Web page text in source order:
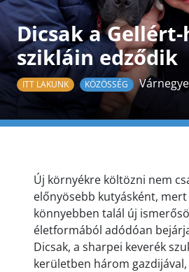
Dicsak a Gellért-
szikláin edződik
ITT LAKUNK KÖZÖSSÉG
Új környékre költözni nem
előnyösebb kutyásként,
könnyebben talál új
életformából adódóan
Dicsak, a sharpei keverék
kerületben három